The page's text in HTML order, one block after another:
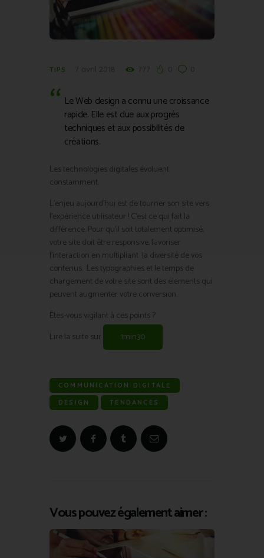
TIPS
Le Web design a connu une croissance
rapide. Elle est due aux progrès
techniques et aux possibilités de
créations.
Les technologies digitales évoluent
constamment.
L’enjeu aujourd’hui est de tourner son site vers
l’expérience utilisateur ! C’est ce qui fait la
différence. Pour qu’il soit totalement optimisé,
votre site doit être responsive, favoriser
l’interaction en multipliant la diversité de vos
contenus. Les typographies et le temps de
chargement de votre site sont des élements qui
peuvent augmenter votre conversion.
Êtes-vous vigilant à ces points ?
Lire la suite sur
1min30
COMMUNICATION DIGITALE
DESIGN TENDANCES
Vous pouvez également aimer :